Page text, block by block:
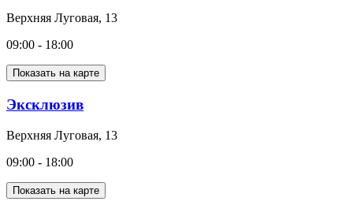
Верхняя Луговая, 13
09:00 - 18:00
Показать на карте
Эксклюзив
Верхняя Луговая, 13
09:00 - 18:00
Показать на карте